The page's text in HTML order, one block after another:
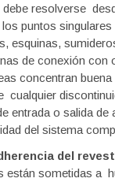
debe resolverse
puntos singulares
esquinas,
de conexión con
concentran buena
cualquier
entrada o salida de
del sistema
del
están sometidas a